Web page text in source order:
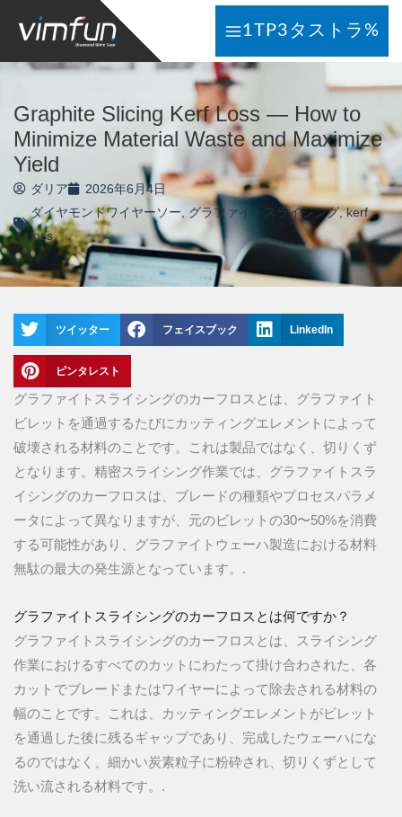
テ
プ
1TP3タストラ%
Graphite Slicing Kerf Loss — How to
Minimize Material Waste and Maximize
Yield
ダリア
2026年6月4日
ダイヤモンドワイヤーソー
グラファイトスライシング,kerf
loss
ツイッター フェイスブック LinkedIn
ピンタレスト
グラファイトスライシングのカーフロスとは、グラファイト
ビレットを通過するたびにカッティングエレメントによって
破壊される材料のことです。これは製品ではなく、切りくず
となります。精密スライシング作業では、グラファイトスラ
イシングのカーフロスは、ブレードの種類やプロセスパラメ
ータによって異なりますが、元のビレットの30〜50%を消費
する可能性があり、グラファイトウェーハ製造における材料
無駄の最大の発生源となっています。.
グラファイトスライシングのカーフロスとは何ですか？
グラファイトスライシングのカーフロスとは、スライシング
作業におけるすべてのカットにわたって掛け合わされた、各
カットでブレードまたはワイヤーによって除去される材料の
幅のことです。これは、カッティングエレメントがビレット
を通過した後に残るギャップであり、完成したウェーハにな
るのではなく、細かい炭素粒子に粉砕され、切りくずとして
洗い流される材料です。.